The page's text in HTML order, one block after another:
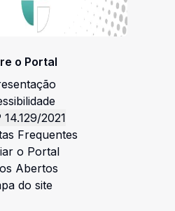
o Portal
14.129/2021
Frequentes
o Portal
Abertos
do site